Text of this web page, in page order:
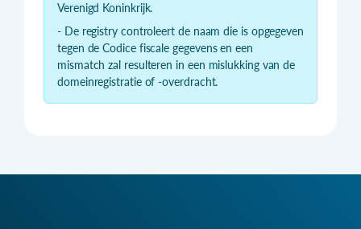
Verenigd Koninkrijk.
- De registry controleert de naam die is opgegeven
tegen de Codice fiscale gegevens en een
mismatch zal resulteren in een mislukking van de
domeinregistratie of -overdracht.